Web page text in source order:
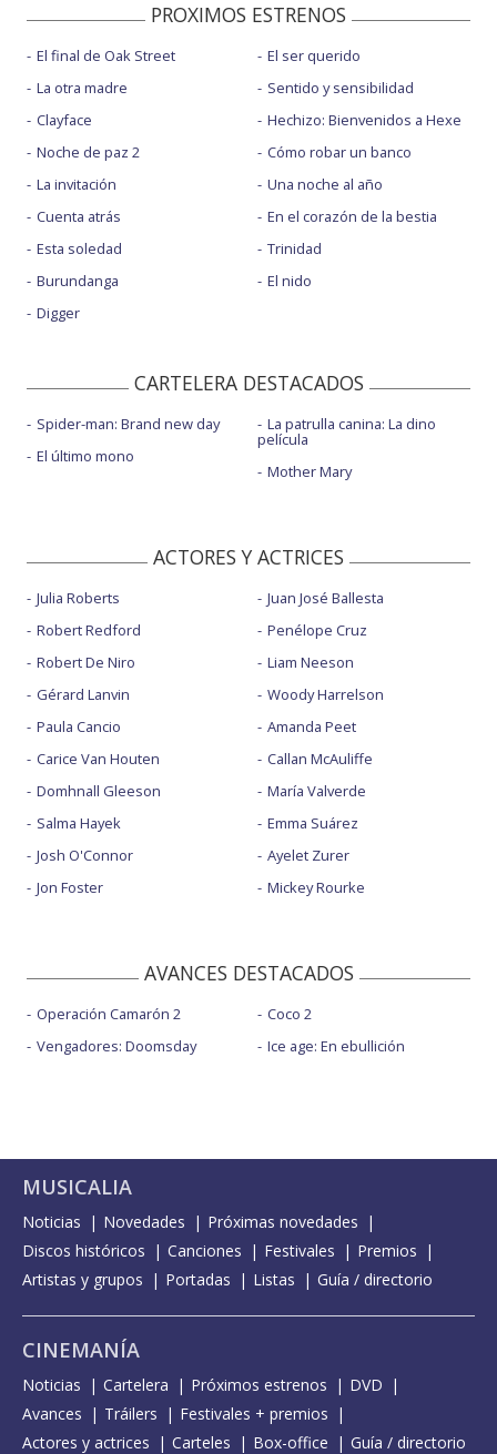
PROXIMOS ESTRENOS
El final de Oak Street
La otra madre
Clayface
Noche de paz 2
La invitación
Cuenta atrás
Esta soledad
Burundanga
Digger
El ser querido
Sentido y sensibilidad
Hechizo: Bienvenidos a Hexe
Cómo robar un banco
Una noche al año
En el corazón de la bestia
Trinidad
El nido
CARTELERA DESTACADOS
Spider-man: Brand new day
El último mono
La patrulla canina: La dino
película
Mother Mary
ACTORES Y ACTRICES
Julia Roberts
Robert Redford
Robert De Niro
Gérard Lanvin
Paula Cancio
Carice Van Houten
Domhnall Gleeson
Salma Hayek
Josh O'Connor
Jon Foster
Juan José Ballesta
Penélope Cruz
Liam Neeson
Woody Harrelson
Amanda Peet
Callan McAuliffe
María Valverde
Emma Suárez
Ayelet Zurer
Mickey Rourke
AVANCES DESTACADOS
Operación Camarón 2
Vengadores: Doomsday
Coco 2
Ice age: En ebullición
MUSICALIA
Noticias Novedades
Próximas novedades
Discos históricos
Canciones Festivales
Premios
Artistas y grupos
Portadas Listas Guía / directorio
CINEMANÍA
Noticias Cartelera Próximos estrenos
DVD
Avances
Tráilers
Festivales + premios
Actores y actrices
Carteles Box-office Guía / directorio